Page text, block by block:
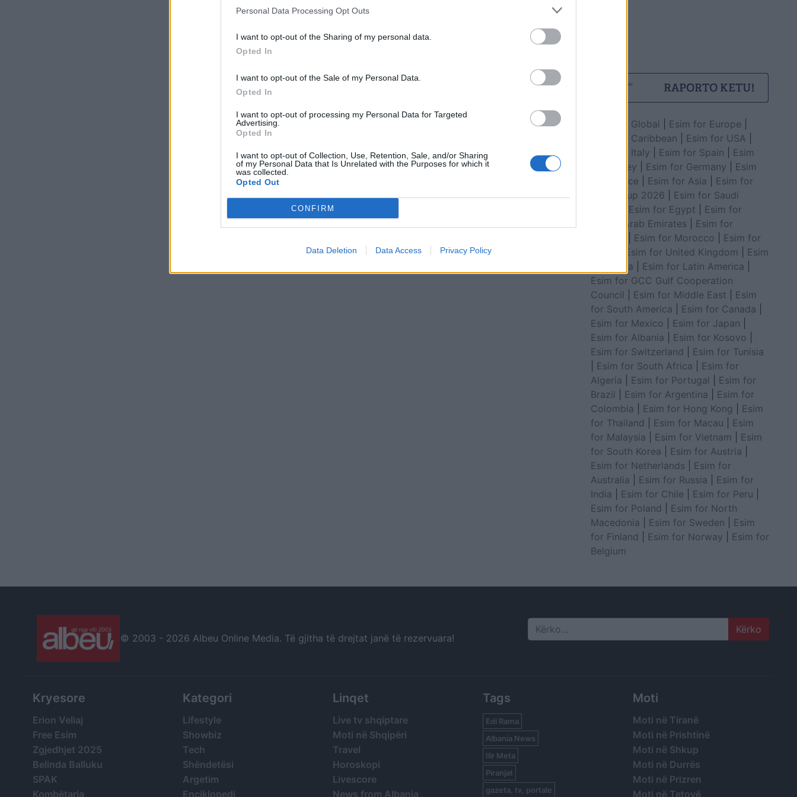
Personal Data Processing Opt Outs
I want to opt-out of the Sharing of my personal data.
Opted In
I want to opt-out of the Sale of my Personal Data.
Opted In
I want to opt-out of processing my Personal Data for Targeted
Advertising.
Opted In
I want to opt-out of Collection, Use, Retention, Sale, and/or Sharing
of my Personal Data that Is Unrelated with the Purposes for which it
was collected.
Opted Out
CONFIRM
Data Deletion Data Access Privacy Policy
Esim for Global Esim for Europe
Esim for Caribbean
Esim for USA
Esim for Italy
Esim for Spain
Esim
for Turkey
Esim for Germany
Esim
for Greece
Esim for Asia
Esim for
World Cup 2026
Esim for Saudi
Esim for Egypt
Esim for
United Arab Emirates
Esim for
Esim for Morocco
Esim for
Esim for United Kingdom
Esim
for Africa
Esim for Latin America
Esim for GCC Gulf Cooperation
Council
Esim for Middle East
Esim
for South America
Esim for Canada
Esim for Mexico
Esim for Japan
Esim for Albania
Esim for Kosovo
Esim for Switzerland
Esim for Tunisia
Esim for South Africa
Esim for
Algeria
Esim for Portugal
Esim for
Brazil
Esim for Argentina
Esim for
Colombia
Esim for Hong Kong
Esim
for Thailand
Esim for Macau
Esim
for Malaysia
Esim for Vietnam
Esim
for South Korea
Esim for Austria
Esim for Netherlands
Esim for
Australia
Esim for Russia
Esim for
India
Esim for Chile Esim for Peru
Esim for Poland
Esim for North
Macedonia
Esim for Sweden
Esim
for Finland
Esim for Norway
Esim for
Belgium
© 2003 - 2026 Albeu Online Media. Të gjitha të drejtat janë të rezervuara! Search
Kryesore
Erion Veliaj
Free Esim
Zgjedhjet 2025
Belinda Balluku
SPAK
Kombëtarja
Kategori
Lifestyle
Showbiz
Tech
Shëndetësi
Argetim
Enciklopedi
Linqet
Live tv shqiptare
Moti në Shqipëri
Travel
Horoskopi
Livescore
News from Albania
Tags
Edi Rama
Albania News
Ilir Meta
Piranjat
gazeta, tv, portale
Moti
Moti në Tiranë
Moti në Prishtinë
Moti në Shkup
Moti në Durrës
Moti në Prizren
Moti në Tetovë